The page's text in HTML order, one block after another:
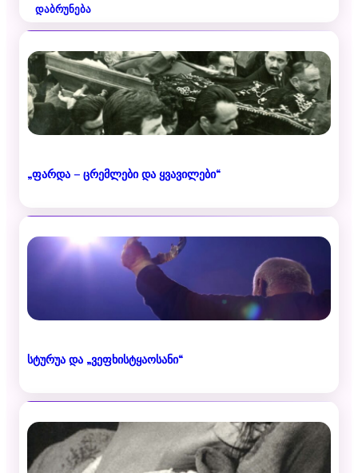
დაბრუნება
„ფარდა – ცრემლები და ყვავილები“
სტურუა და „ვეფხისტყაოსანი“